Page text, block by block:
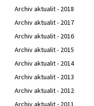
Archiv aktualit - 2018
Archiv aktualit - 2017
Archiv aktualit - 2016
Archiv aktualit - 2015
Archiv aktualit - 2014
Archiv aktualit - 2013
Archiv aktualit - 2012
Archiv aktualit - 2011